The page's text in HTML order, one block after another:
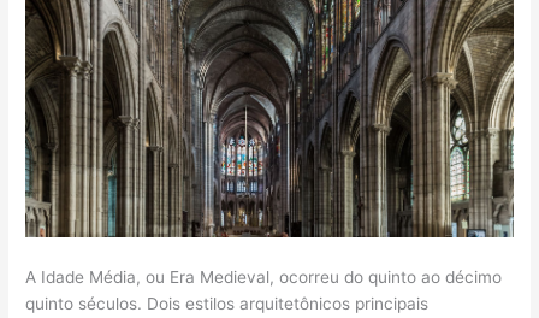
A Idade Média, ou Era Medieval, ocorreu do quinto ao décimo
quinto séculos. Dois estilos arquitetônicos principais